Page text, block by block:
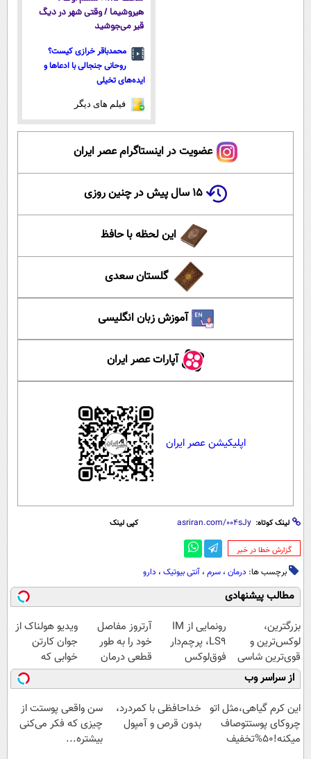
هیروشیما / وقتی شهر در دیگ
قیر می‌جوشید
محمدباقر خرازی کیست؟
روحانی جنجالی با ادعاها و
ایده‌های تخیلی
فیلم های دیگر
عضویت در اینستاگرام عصر ایران
۱۵ سال پیش در چنین روزی
این لحظه با حافظ
گلستان سعدی
آموزش زبان انگلیسی
آپارات عصر ایران
اپلیکیشن عصر ایران
لینک کوتاه: کپی لینک
‌گزارش خطا در خبر
برچسب ها: درمان ، سرم ، آنتی بیوتیک ، دارو
مطالب پیشنهادی
بزرگترین،
لوکس‌ترین و
قوی‌ترین شاسی
بلند EREV در در
ایران رونمایی
شد
رونمایی از IM
LS9، پرچم‌دار
فوق‌لوکس
EREV وارد بازار
ایران شد
آرتروز مفاصل
خود را به طور
قطعی درمان
کنید!
◗پرسش‌نامه◖
ویدیو هولناک از
جوان کارتن
خوابی که
میلیاردر شد.
آموزش رایگان
از سراسر وب
این کرم گیاهی،مثل اتو
چروکای پوستتوصاف
میکنه!50%تخفیف
خداحافظی با کمردرد،
بدون قرص و آمپول
سن واقعی پوستت از
چیزی که فکر می‌کنی
بیشتره...